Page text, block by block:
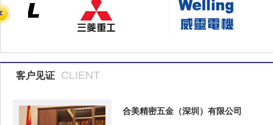
客户见证 CLIENT
合美精密五金（深圳）有限公司